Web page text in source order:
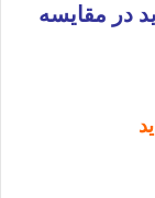
در مقایسه